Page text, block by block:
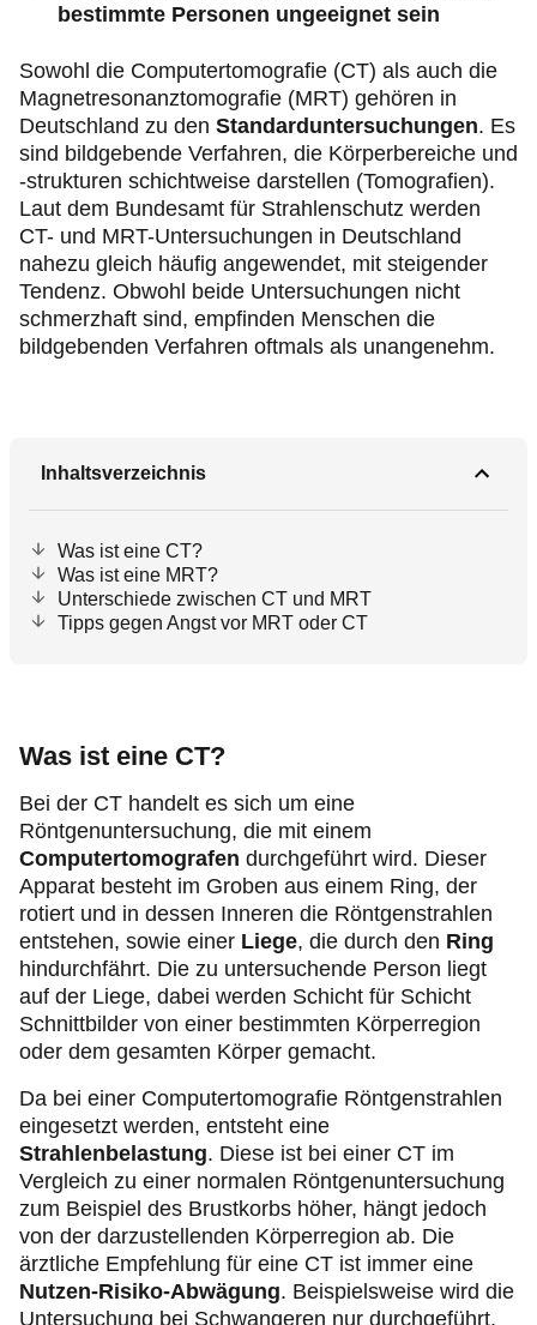
bestimmte Personen ungeeignet sein
Sowohl die Computertomografie (CT) als auch die
Magnetresonanztomografie (MRT) gehören in
Deutschland zu den Standarduntersuchungen. Es
sind bildgebende Verfahren, die Körperbereiche und
-strukturen schichtweise darstellen (Tomografien).
Laut dem Bundesamt für Strahlenschutz werden
CT- und MRT-Untersuchungen in Deutschland
nahezu gleich häufig angewendet, mit steigender
Tendenz. Obwohl beide Untersuchungen nicht
schmerzhaft sind, empfinden Menschen die
bildgebenden Verfahren oftmals als unangenehm.
Inhaltsverzeichnis
Was ist eine CT?
Was ist eine MRT?
Unterschiede zwischen CT und MRT
Tipps gegen Angst vor MRT oder CT
Was ist eine CT?
Bei der CT handelt es sich um eine
Röntgenuntersuchung, die mit einem
Computertomografen durchgeführt wird. Dieser
Apparat besteht im Groben aus einem Ring, der
rotiert und in dessen Inneren die Röntgenstrahlen
entstehen, sowie einer Liege, die durch den Ring
hindurchfährt. Die zu untersuchende Person liegt
auf der Liege, dabei werden Schicht für Schicht
Schnittbilder von einer bestimmten Körperregion
oder dem gesamten Körper gemacht.
Da bei einer Computertomografie Röntgenstrahlen
eingesetzt werden, entsteht eine
Strahlenbelastung. Diese ist bei einer CT im
Vergleich zu einer normalen Röntgenuntersuchung
zum Beispiel des Brustkorbs höher, hängt jedoch
von der darzustellenden Körperregion ab. Die
ärztliche Empfehlung für eine CT ist immer eine
Nutzen-Risiko-Abwägung. Beispielsweise wird die
Untersuchung bei Schwangeren nur durchgeführt,